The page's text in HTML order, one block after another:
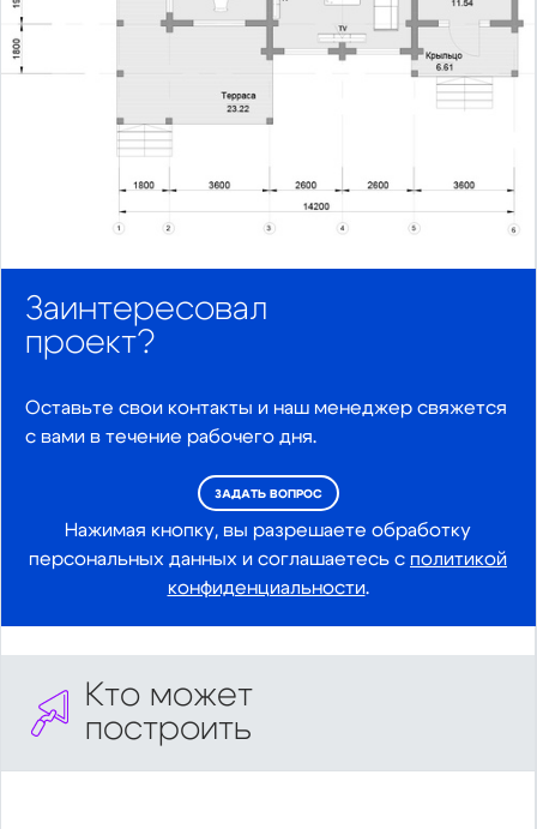
Заинтересовал
проект?
Оставьте свои контакты и наш менеджер свяжется
с вами в течение рабочего дня.
ЗАДАТЬ ВОПРОС
Нажимая кнопку, вы разрешаете обработку
персональных данных и соглашаетесь с политикой
конфиденциальности.
Кто может
построить